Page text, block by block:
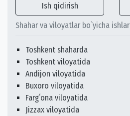
Ish qidirish
Shahar va viloyatlar bo`yicha ishlar
Toshkent shaharda
Toshkent viloyatida
Andijon viloyatida
Buxoro viloyatida
Fargʻona viloyatida
Jizzax viloyatida